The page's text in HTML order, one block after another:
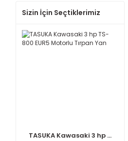
3000 TL - 5000 TL (9)
Sizin İçin Seçtiklerimiz
TASUKA Kawasaki 3 hp ...